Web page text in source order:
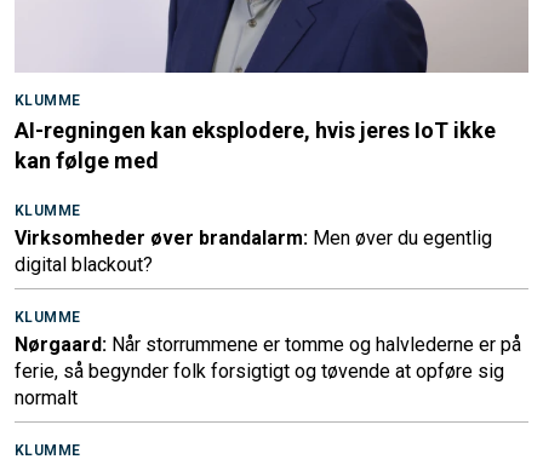
KLUMME
AI-regningen kan eksplodere, hvis jeres IoT ikke
kan følge med
KLUMME
Virksomheder øver brandalarm: Men øver du egentlig
digital blackout?
KLUMME
Nørgaard: Når storrummene er tomme og halvlederne er på
ferie, så begynder folk forsigtigt og tøvende at opføre sig
normalt
KLUMME